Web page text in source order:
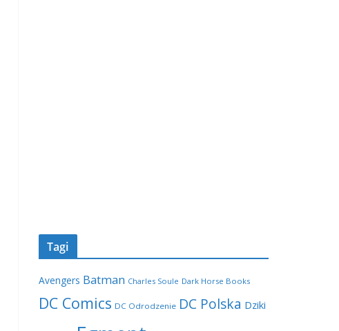
Tagi
Avengers Batman Charles Soule Dark Horse Books
DC Comics DC Odrodzenie DC Polska Dziki